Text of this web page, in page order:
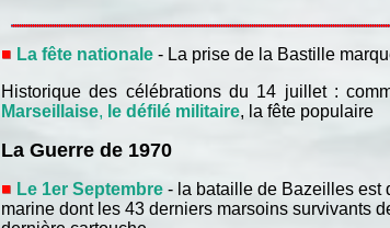
La fête nationale - La prise de la Bastille
Historique des célébrations du 14 juillet :
Marseillaise, le défilé militaire, la fête populaire
La Guerre de 1970
Le 1er Septembre - la bataille de Bazeilles est
marine dont les 43 derniers marsoins survivants